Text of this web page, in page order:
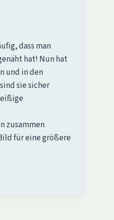
dass man
hat! Nun hat
und in den
sie sicher
zusammen
für eine größere